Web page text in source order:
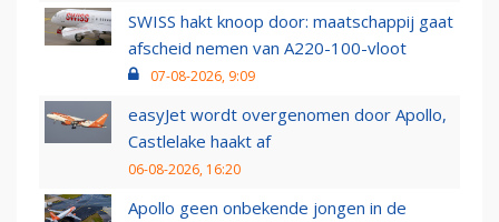
SWISS hakt knoop door: maatschappij gaat
afscheid nemen van A220-100-vloot
07-08-2026, 9:09
easyJet wordt overgenomen door Apollo,
Castlelake haakt af
06-08-2026, 16:20
Apollo geen onbekende jongen in de